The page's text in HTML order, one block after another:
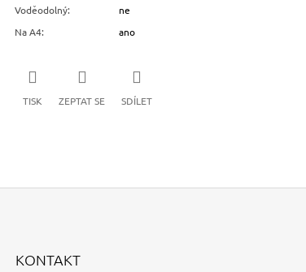
Voděodolný:
ne
Na A4: ano
TISK ZEPTAT SE SDÍLET
KONTAKT